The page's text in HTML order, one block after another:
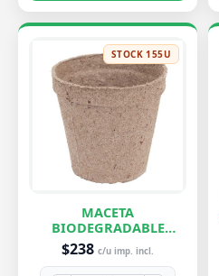
STOCK 155U
MACETA
BIODEGRADABLE
PEQUEÑA 7X8 CM
$238 c/u imp. incl.